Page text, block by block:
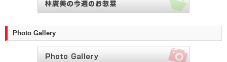
Photo Gallery